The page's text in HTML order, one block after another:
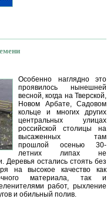
Особенно наглядно это
проявилось нынешней
весной, когда на Тверской,
Новом Арбате, Садовом
кольце и многих других
центральных улицах
российской столицы на
высаженных там
прошлой осенью 30-
летних липах не
Деревья остались стоять без
на высокое качество как
материала, так и
работ, рыхление
и обильный полив.